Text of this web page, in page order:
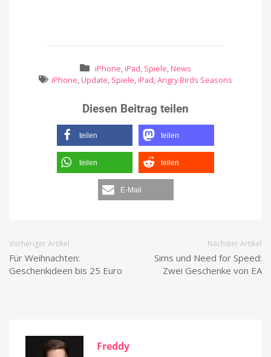
iPhone, iPad, Spiele, News
iPhone, Update, Spiele, iPad,Angry Birds Seasons
Diesen Beitrag teilen
teilen teilen
teilen teilen
E-Mail
Vorheriger Artikel
Für Weihnachten:
Geschenkideen bis 25 Euro
Nächster Artikel
Sims und Need for Speed:
Zwei Geschenke von EA
Freddy